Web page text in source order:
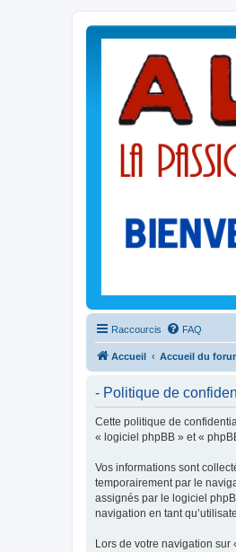
Raccourcis FAQ
Accueil Accueil du
- Politique de
Cette politique de
« logiciel phpBB » et «
Vos informations sont
temporairement par le
assignés par le logiciel
navigation en tant
Lors de votre navigation